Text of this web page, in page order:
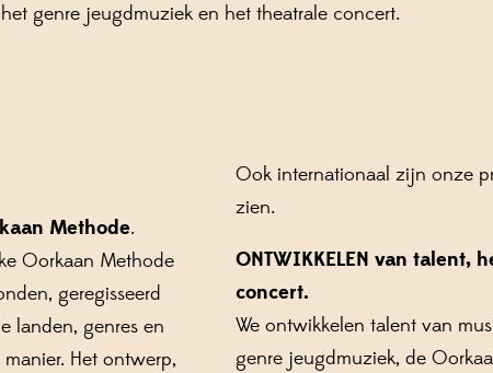
genre jeugdmuziek en het theatrale concert.
Methode.
Oorkaan Methode
geregisseerd
landen, genres en
Het ontwerp,
Ook internationaal zijn onze
zien.
ONTWIKKELEN van talent,
concert.
We ontwikkelen talent van
genre jeugdmuziek, de